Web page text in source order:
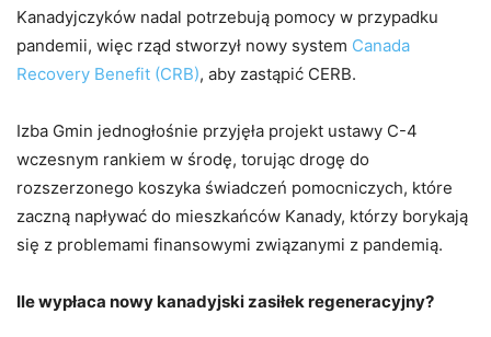
Kanadyjczyków nadal potrzebują pomocy w przypadku
pandemii, więc rząd stworzył nowy system Canada
Recovery Benefit (CRB), aby zastąpić CERB.
Izba Gmin jednogłośnie przyjęła projekt ustawy C-4
wczesnym rankiem w środę, torując drogę do
rozszerzonego koszyka świadczeń pomocniczych, które
zaczną napływać do mieszkańców Kanady, którzy borykają
się z problemami finansowymi związanymi z pandemią.
Ile wypłaca nowy kanadyjski zasiłek regeneracyjny?